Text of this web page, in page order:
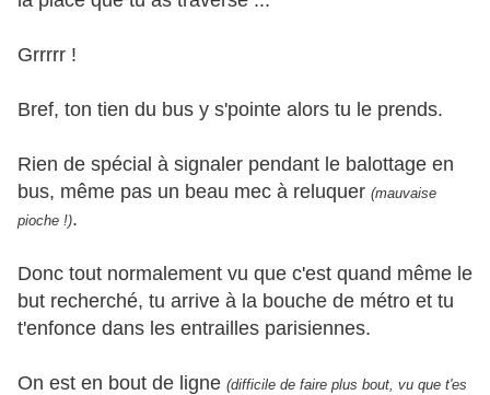
Grrrrr !
Bref, ton tien du bus y s'pointe alors tu le prends.
Rien de spécial à signaler pendant le balottage en
bus, même pas un beau mec à reluquer (mauvaise
pioche !).
Donc tout normalement vu que c'est quand même le
but recherché, tu arrive à la bouche de métro et tu
t'enfonce dans les entrailles parisiennes.
On est en bout de ligne (difficile de faire plus bout, vu que t'es